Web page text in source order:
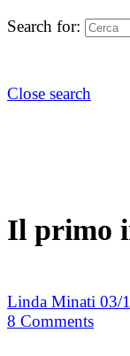
Search for:
Close search
Il primo
Linda Minati 03/
8 Comments